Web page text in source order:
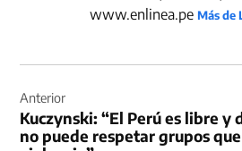
www.enlinea.peMás de
de
entradas
Anterior
Kuczynski: “El Perú es libre y
no puede respetar grupos